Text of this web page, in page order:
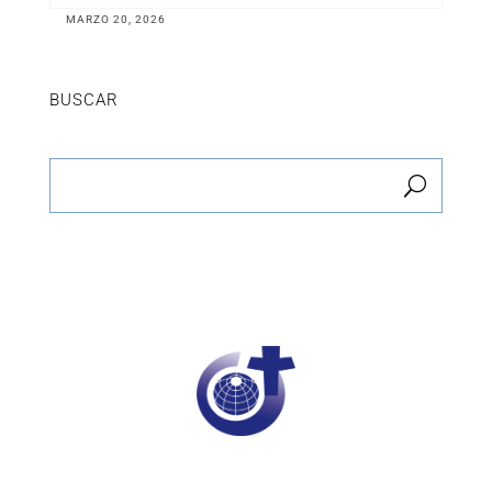
MARZO 20, 2026
BUSCAR